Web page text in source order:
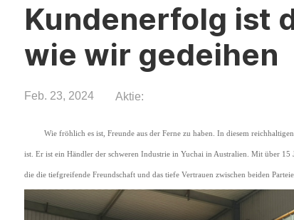
Kundenerfolg ist
wie wir gedeihen
Feb. 23, 2024 Aktie:
Wie fröhlich es ist, Freunde aus der Ferne zu haben. In diesem
ist. Er ist ein Händler der schweren Industrie in Yuchai in Australien. Mit über 15
die die tiefgreifende Freundschaft und das tiefe Vertrauen zwischen beiden